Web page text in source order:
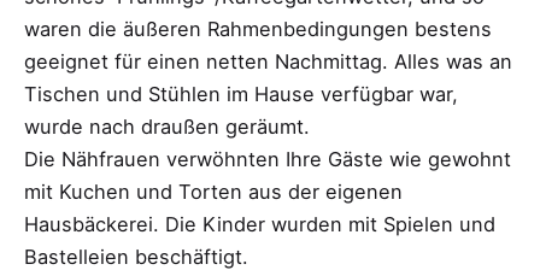
waren die äußeren Rahmenbedingungen bestens
geeignet für einen netten Nachmittag. Alles was an
Tischen und Stühlen im Hause verfügbar war,
wurde nach draußen geräumt.
Die Nähfrauen verwöhnten Ihre Gäste wie gewohnt
mit Kuchen und Torten aus der eigenen
Hausbäckerei. Die Kinder wurden mit Spielen und
Bastelleien beschäftigt.